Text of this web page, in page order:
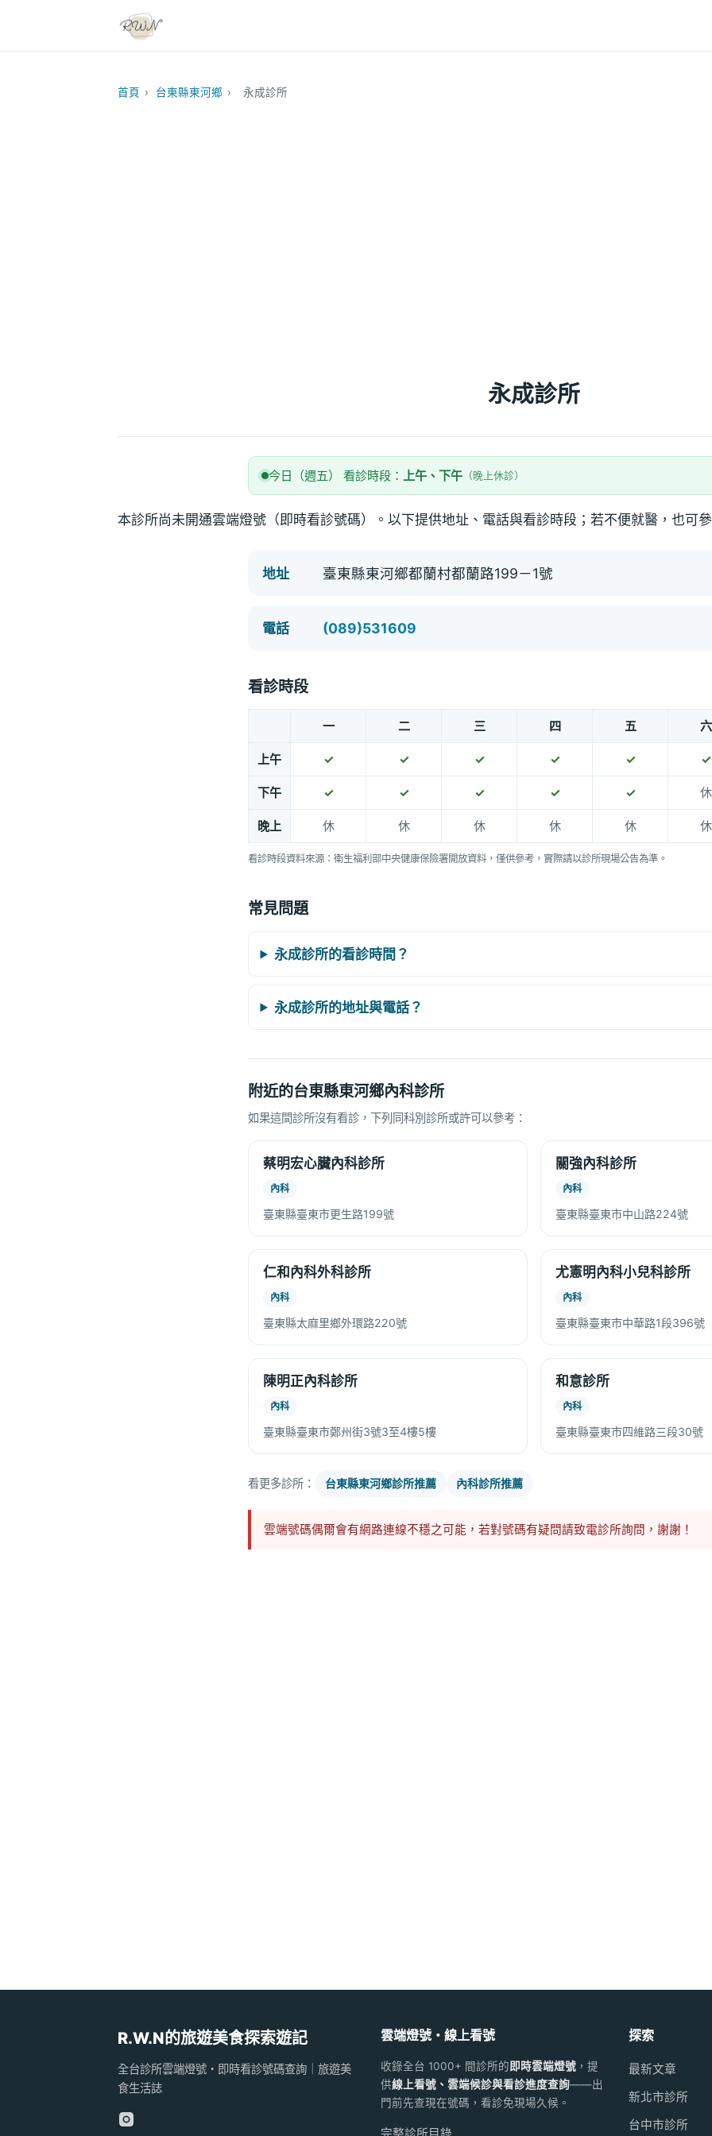
首頁 › 台東縣東河鄉 › 永成診所
永成診所
今日（週五） 看診時段： 上午、下午 （晚上休診）
本診所尚未開通雲端燈號（即時看診號碼）。以下提供地址、電話與看診時段；若不便就醫，也可
地址 臺東縣東河鄉都蘭村都蘭路199－1號
電話 (089)531609
看診時段
一 二 三 四 五 六
上午 ✓ ✓ ✓ ✓ ✓ ✓
下午 ✓ ✓ ✓ ✓ ✓ 休
晚上 休 休 休 休 休 休
看診時段資料來源：衛生福利部中央健康保險署開放資料，僅供參考，實際請以診所現場公告為準。
常見問題
永成診所的看診時間？
永成診所的地址與電話？
附近的台東縣東河鄉內科診所
如果這間診所沒有看診，下列同科別診所或許可以參考：
蔡明宏心臟內科診所
內科
臺東縣臺東市更生路199號
關強內科診所
內科
臺東縣臺東市中山路224號
仁和內科外科診所
內科
臺東縣太麻里鄉外環路220號
尤憲明內科小兒科診所
內科
臺東縣臺東市中華路1段396號
陳明正內科診所
內科
臺東縣臺東市鄭州街3號3至4樓5樓
和意診所
內科
臺東縣臺東市四維路三段30號
看更多診所： 台東縣東河鄉診所推薦 內科診所推薦
雲端號碼偶爾會有網路連線不穩之可能，若對號碼有疑問請致電診所詢問，謝謝！
R.W.N的旅遊美食探索遊記
全台診所雲端燈號・即時看診號碼查詢｜旅遊美
食生活誌
雲端燈號・線上看號
收錄全台 1000+ 間診所的 即時雲端燈號，提
供線上看號、雲端候診與看診進度查詢——出
門前先查現在號碼，看診免現場久候。
探索
最新文章
新北市診所
台中市診所